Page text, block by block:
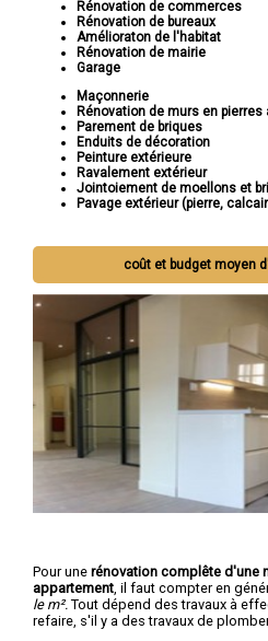
Rénovation de commerces
Rénovation de bureaux
Amélioraton de l'habitat
Rénovation de mairie
Garage
Maçonnerie
Rénovation de murs en pierres
Parement de briques
Enduits de décoration
Peinture extérieure
Ravalement extérieur
Jointoiement de moellons et
Pavage extérieur (pierre,
coût et budget moyen
Pour une rénovation complête d'une
appartement , il faut compter en
le m². Tout dépend des travaux à
refaire, s'il y a des travaux de